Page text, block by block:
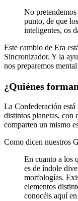
No
punto, de que
inteligentes, os
Este cambio de Era
Sincronizador. Y la
nos preparemos
¿Quiénes
La Confederación
distintos planetas, con
comparten un mismo
Como dicen nuestros
En cuanto a los
es de índole
morfologías.
elementos
conocéis aquí